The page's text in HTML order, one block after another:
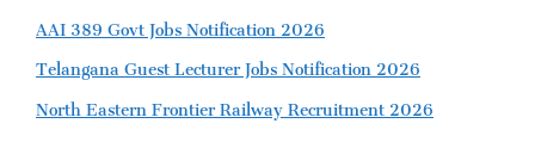
AAI 389 Govt Jobs Notification 2026
Telangana Guest Lecturer Jobs Notification 2026
North Eastern Frontier Railway Recruitment 2026